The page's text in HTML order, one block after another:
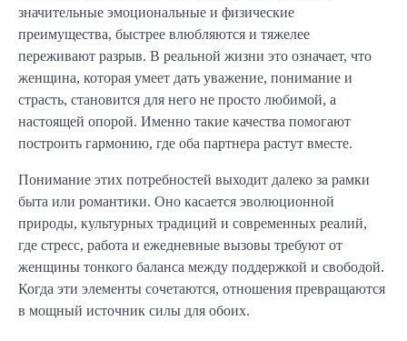
значительные эмоциональные и физические
преимущества, быстрее влюбляются и тяжелее
переживают разрыв. В реальной жизни это означает, что
женщина, которая умеет дать уважение, понимание и
страсть, становится для него не просто любимой, а
настоящей опорой. Именно такие качества помогают
построить гармонию, где оба партнера растут вместе.
Понимание этих потребностей выходит далеко за рамки
быта или романтики. Оно касается эволюционной
природы, культурных традиций и современных реалий,
где стресс, работа и ежедневные вызовы требуют от
женщины тонкого баланса между поддержкой и свободой.
Когда эти элементы сочетаются, отношения превращаются
в мощный источник силы для обоих.